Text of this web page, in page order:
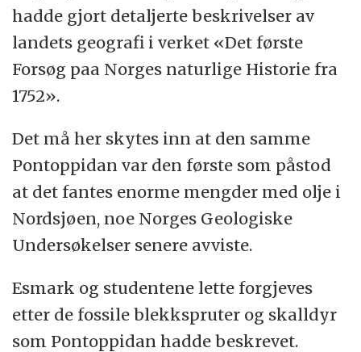
hadde gjort detaljerte beskrivelser av
landets geografi i verket «Det første
Forsøg paa Norges naturlige Historie fra
1752».
Det må her skytes inn at den samme
Pontoppidan var den første som påstod
at det fantes enorme mengder med olje i
Nordsjøen, noe Norges Geologiske
Undersøkelser senere avviste.
Esmark og studentene lette forgjeves
etter de fossile blekkspruter og skalldyr
som Pontoppidan hadde beskrevet.